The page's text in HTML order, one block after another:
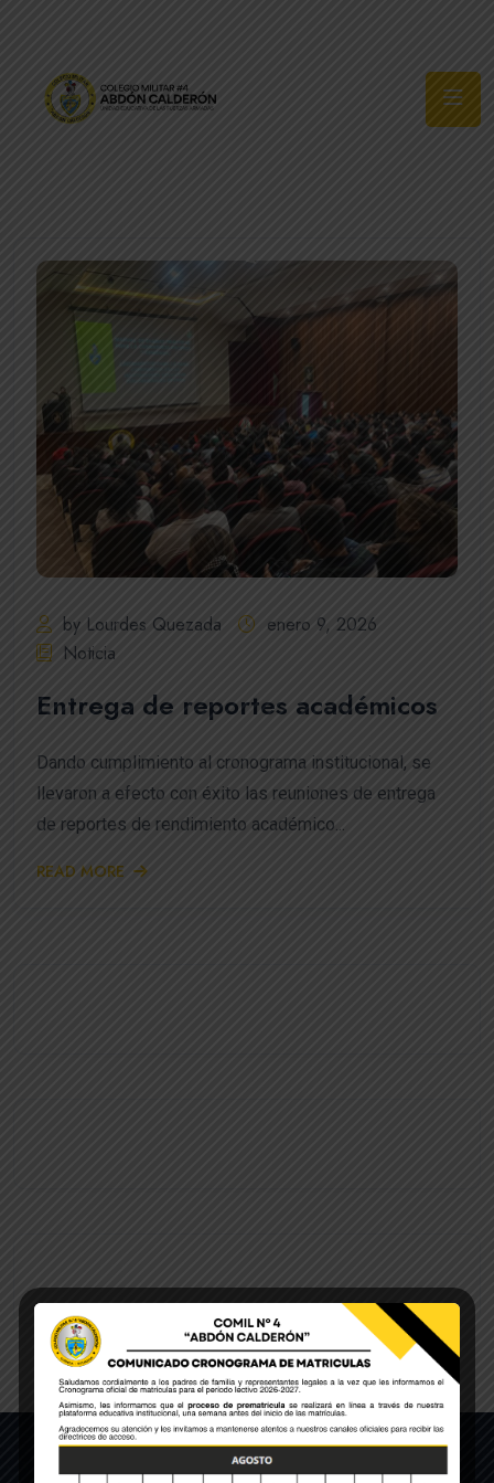
by Lourdes Quezada
enero 9, 2026
Noticia
Entrega de reportes académicos
Dando cumplimiento al cronograma institucional, se
llevaron a efecto con éxito las reuniones de entrega
de reportes de rendimiento académico...
READ MORE